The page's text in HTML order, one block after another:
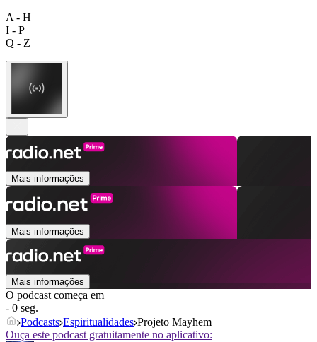
A - H
I - P
Q - Z
Mais informações
Mais informações
Mais informações
O podcast começa em
- 0 seg.
Podcasts Espiritualidades Projeto Mayhem
Ouça este podcast gratuitamente no aplicativo: